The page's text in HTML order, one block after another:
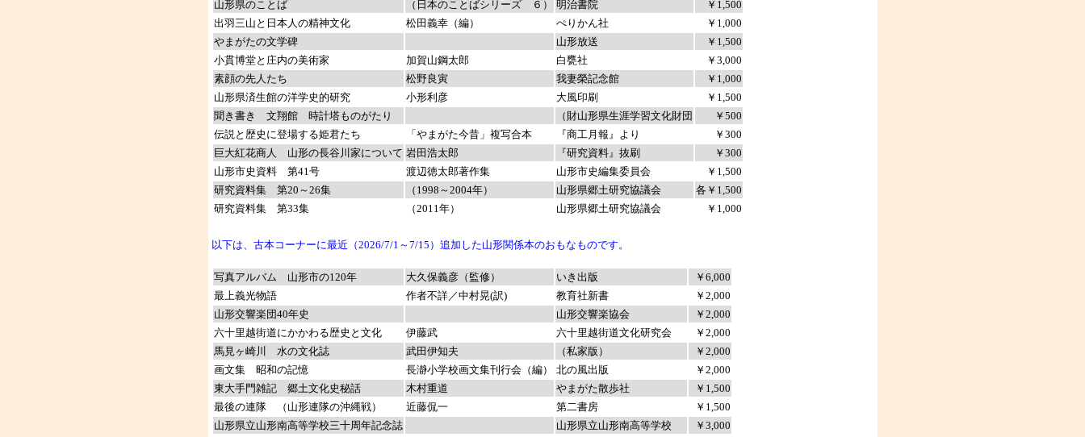
山形県のことば
（日本のことばシリーズ ６） 明治書院
￥1,500
出羽三山と日本人の精神文化
松田義幸（編） ぺりかん社
￥1,000
やまがたの文学碑
山形放送
￥1,500
小貫博堂と庄内の美術家
加賀山鋼太郎 白甕社
￥3,000
素顔の先人たち
松野良寅 我妻榮記念館
￥1,000
山形県済生館の洋学史的研究
小形利彦 大風印刷
￥1,500
聞き書き 文翔館 時計塔ものがたり
（財山形県生涯学習文化財団
￥500
伝説と歴史に登場する姫君たち
「やまがた今昔」複写合本 『商工月報』より
￥300
巨大紅花商人 山形の長谷川家について 岩田浩太郎 『研究資料』抜刷
￥300
山形市史資料 第41号
渡辺徳太郎著作集 山形市史編集委員会
￥1,500
研究資料集 第20～26集
（1998～2004年） 山形県郷土研究協議会
各￥1,500
研究資料集 第33集
（2011年） 山形県郷土研究協議会
￥1,000
以下は、古本コーナーに最近（2026/7/1～7/15）追加した山形関係本のおもなものです。
写真アルバム 山形市の120年 大久保義彦（監修） いき出版
￥6,000
最上義光物語
作者不詳／中村晃(訳) 教育社新書
￥2,000
山形交響楽団40年史
山形交響楽協会
￥2,000
六十里越街道にかかわる歴史と文化
伊藤武 六十里越街道文化研究会
￥2,000
馬見ヶ崎川 水の文化誌
武田伊知夫 （私家版）
￥2,000
画文集 昭和の記憶
長瀞小学校画文集刊行会（編） 北の風出版
￥2,000
東大手門雑記 郷土文化史秘話
木村重道 やまがた散歩社
￥1,500
最後の連隊 （山形連隊の沖縄戦）
近藤侃一 第二書房
￥1,500
山形県立山形南高等学校三十周年記念誌
山形県立山形南高等学校
￥3,000